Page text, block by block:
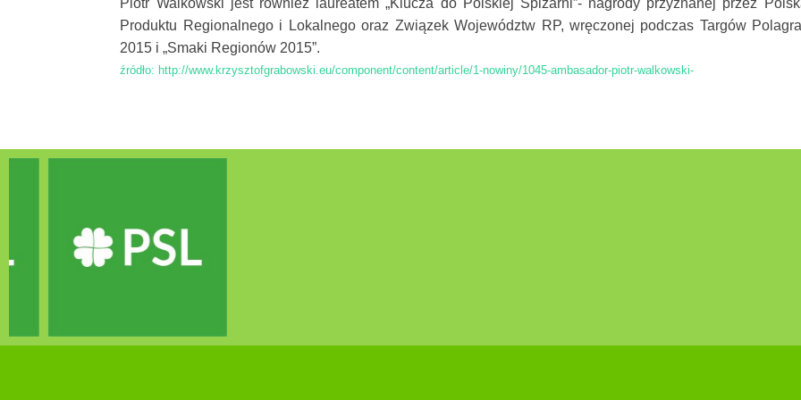
Piotr Walkowski jest również laureatem „Klucza do Polskiej Spiżarni”- nagrody przyznanej przez
Produktu Regionalnego i Lokalnego oraz Związek Województw RP, wręczonej podczas Targów
2015 i „Smaki Regionów 2015”.
źródło: http://www.krzysztofgrabowski.eu/component/content/article/1-nowiny/1045-ambasador-piotr-walkowski-